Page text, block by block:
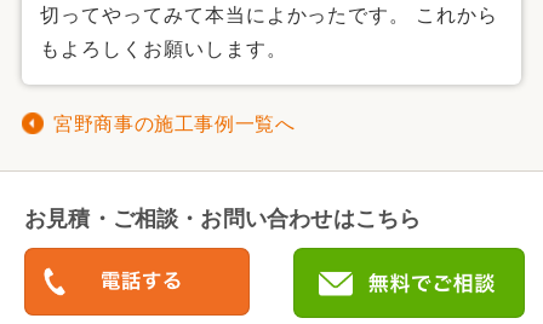
切ってやってみて本当によかったです。 これから
もよろしくお願いします。
宮野商事の施工事例一覧へ
お見積・ご相談・お問い合わせはこちら